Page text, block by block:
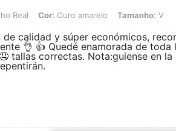
Cor: Ouro amarelo, Tamanho: V
Real Cor: Ouro amarelo Tamanho: V
calidad y súper económicos,
👌 👍 Quedé enamorada de
tallas correctas. Nota:guiense en